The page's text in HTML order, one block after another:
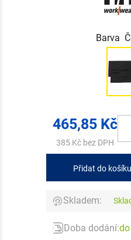
Barva
465,85 Kč
385 Kč bez DPH
Přidat do košíku
Skladem:
Doba dodání: